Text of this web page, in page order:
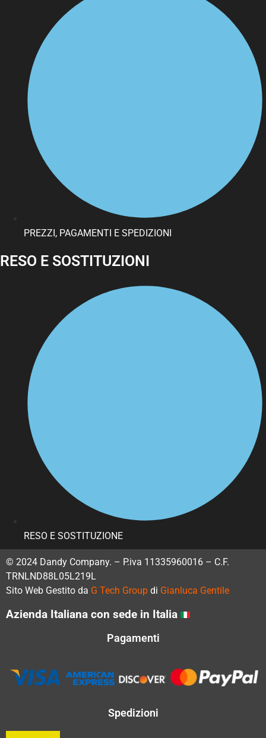
PREZZI, PAGAMENTI E SPEDIZIONI
RESO E SOSTITUZIONI
RESO E SOSTITUZIONE
© 2024 Dandy Company. – P.iva 11335960016 – C.F.
TRNLND88L05L219L
Sito Web Gestito da G Tech Group di Gianluca Gentile
Azienda Italiana con sede in Italia
Pagamenti
Spedizioni